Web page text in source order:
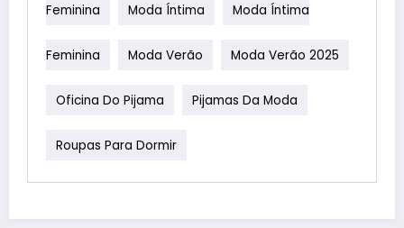
Feminina Moda Íntima Moda Íntima
Feminina Moda Verão Moda Verão 2025
Oficina Do Pijama Pijamas Da Moda
Roupas Para Dormir